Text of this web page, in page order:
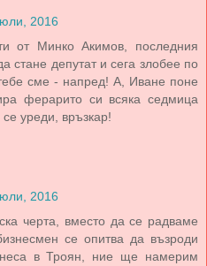
2016
от Минко Акимов, последния
стане депутат и сега злобее по
сме - напред! А, Иване поне
ферарито си всяка седмица
уреди, връзкар!
2016
черта, вместо да се радваме
се опитва да възроди
в Троян, ние ще намерим